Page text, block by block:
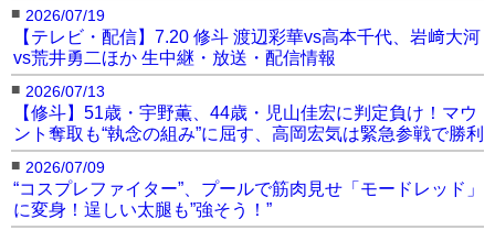
■ 2026/07/19
【テレビ・配信】7.20 修斗 渡辺彩華vs高本千代、岩﨑大河
vs荒井勇二ほか 生中継・放送・配信情報
■ 2026/07/13
【修斗】51歳・宇野薫、44歳・児山佳宏に判定負け！マウ
ント奪取も“執念の組み”に屈す、高岡宏気は緊急参戦で勝利
■ 2026/07/09
“コスプレファイター”、プールで筋肉見せ「モードレッド」
に変身！逞しい太腿も”強そう！”